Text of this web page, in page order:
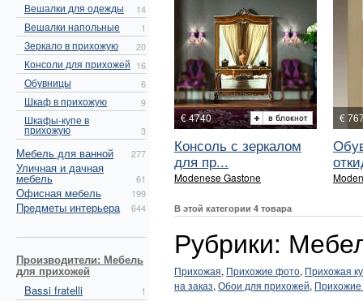
Вешалки для одежды 14
Вешалки напольные 1
Зеркало в прихожую 20
Консоли для прихожей 16
Обувницы 6
Шкаф в прихожую 9
Шкафы-купе в
прихожую 3
Мебель для ванной 277
Уличная и дачная
мебель 61
Офисная мебель 199
Предметы интерьера 644
Производители: Мебель
для прихожей
Bassi fratelli
1
€ 4740
Консоль с зеркалом
для пр...
Modenese Gastone
€
В этой категории 4 товара
Рубрики:
Прихожая, Прихожие фото, Прихожая
на заказ, Обои для прихожей,